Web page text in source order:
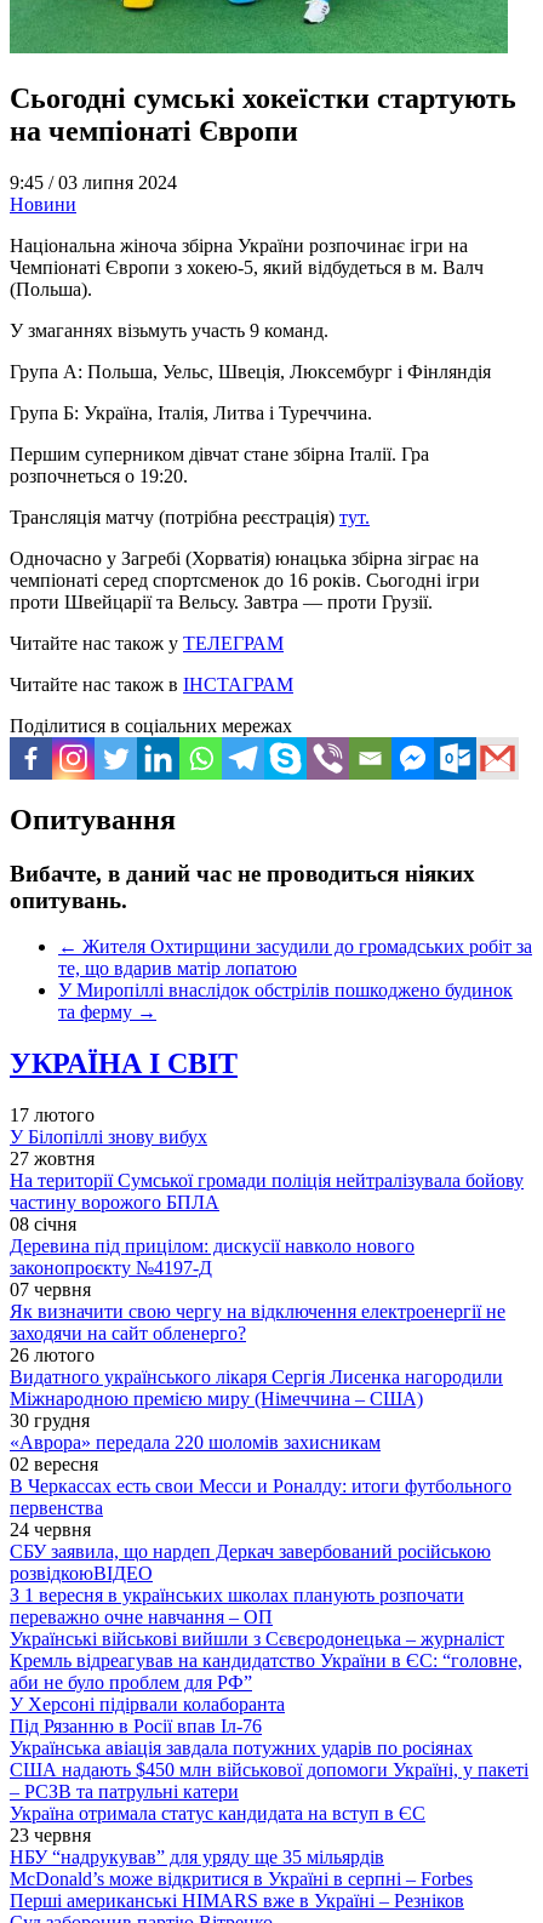
Сьогодні сумські хокеїстки стартують
на чемпіонаті Європи
9:45 /03 липня 2024
Новини
Національна жіноча збірна України розпочинає ігри на
Чемпіонаті Європи з хокею-5, який відбудеться в м. Валч
(Польша).
У змаганнях візьмуть участь 9 команд.
Група А: Польша, Уельс, Швеція, Люксембург і Фінляндія
Група Б: Україна, Італія, Литва і Туреччина.
Першим суперником дівчат стане збірна Італії. Гра
розпочнеться о 19:20.
Трансляція матчу (потрібна реєстрація) тут.
Одночасно у Загребі (Хорватія) юнацька збірна зіграє на
чемпіонаті серед спортсменок до 16 років. Сьогодні ігри
проти Швейцарії та Вельсу. Завтра — проти Грузії.
Читайте нас також у ТЕЛЕГРАМ
Читайте нас також в ІНСТАГРАМ
Поділитися в соціальних мережах
Опитування
Вибачте, в даний час не проводиться ніяких
опитувань.
← Жителя Охтирщини засудили до громадських робіт за
те, що вдарив матір лопатою
У Миропіллі внаслідок обстрілів пошкоджено будинок
та ферму →
УКРАЇНА І СВІТ
17 лютого
У Білопіллі знову вибух
27 жовтня
На території Сумської громади поліція нейтралізувала бойову
частину ворожого БПЛА
08 січня
Деревина під прицілом: дискусії навколо нового
законопроєкту №4197-Д
07 червня
Як визначити свою чергу на відключення електроенергії не
заходячи на сайт обленерго?
26 лютого
Видатного українського лікаря Сергія Лисенка нагородили
Міжнародною премією миру (Німеччина – США)
30 грудня
«Аврора» передала 220 шоломів захисникам
02 вересня
В Черкассах есть свои Месси и Роналду: итоги футбольного
первенства
24 червня
СБУ заявила, що нардеп Деркач завербований російською
розвідкоюВІДЕО
З 1 вересня в українських школах планують розпочати
переважно очне навчання – ОП
Українські військові вийшли з Сєвєродонецька – журналіст
Кремль відреагував на кандидатство України в ЄС: “головне,
аби не було проблем для РФ”
У Херсоні підірвали колаборанта
Під Рязанню в Росії впав Іл-76
Українська авіація завдала потужних ударів по росіянах
США надають $450 млн військової допомоги Україні, у пакеті
– РСЗВ та патрульні катери
Україна отримала статус кандидата на вступ в ЄС
23 червня
НБУ “надрукував” для уряду ще 35 мільярдів
McDonald’s може відкритися в Україні в серпні – Forbes
Перші американські HIMARS вже в Україні – Резніков